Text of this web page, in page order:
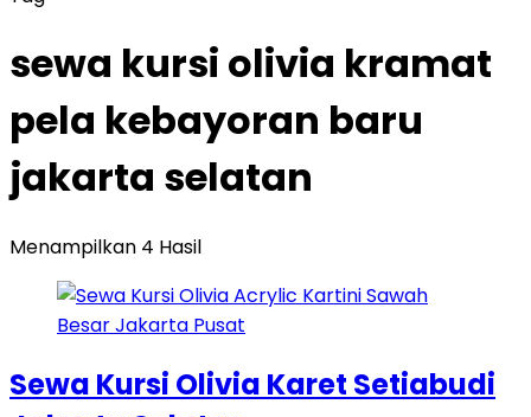
sewa kursi olivia kramat
pela kebayoran baru
jakarta selatan
Menampilkan 4 Hasil
Sewa Kursi Olivia Karet Setiabudi